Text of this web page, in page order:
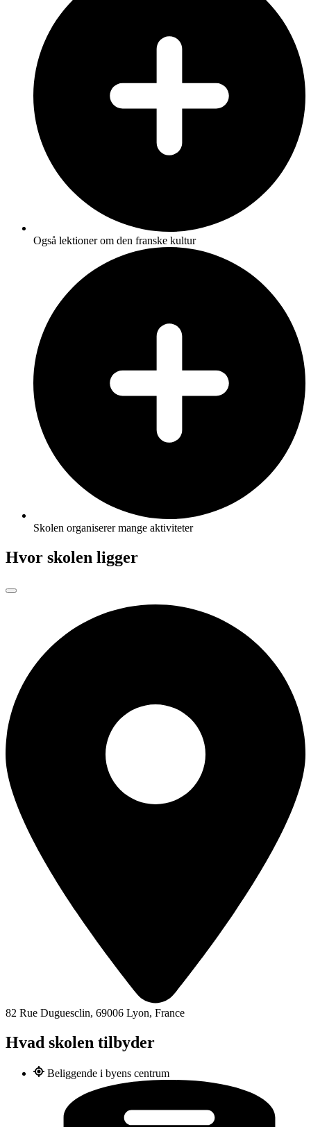
Også lektioner om den franske kultur
Skolen organiserer mange aktiviteter
Hvor skolen ligger
82 Rue Duguesclin, 69006 Lyon, France
Hvad skolen tilbyder
Beliggende i byens centrum